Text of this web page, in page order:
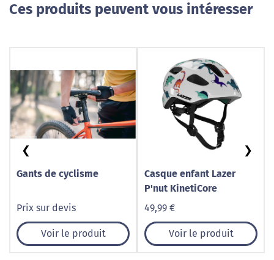
Ces produits peuvent vous intéresser
Gants de cyclisme
Prix sur devis
Voir le produit
Casque enfant Lazer
P'nut KinetiCore
49,99 €
Voir le produit
❮ ❯